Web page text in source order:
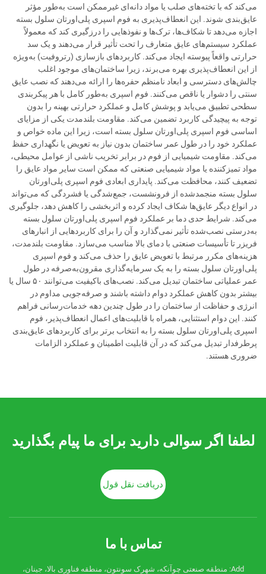
می‌کند که با تخته‌های صلب یا مواد دانه‌ای غیرممکن است به‌طور مؤثر
عایق‌بندی شوند. این انعطاف‌پذیری به فوم اسپری پلی‌اورتان سلول بسته
اجازه می‌دهد تا شکاف‌ها، ترک‌ها و نفوذهایی را درزگیری کند که معمولاً
عملکرد سیستم‌های عایق متعارف را تحت تأثیر قرار می‌دهند و یک سد
حرارتی واقعاً پیوسته ایجاد می‌کند. کاربردهای بازسازی (رتروفیت) به‌ویژه
از این انعطاف‌پذیری بهره می‌برند، زیرا ساختمان‌های موجود اغلب
چالش‌های دسترسی و ابعاد نامنظم حفره‌ها را ارائه می‌دهند که نصب عایق
سنتی را دشوار یا ناقص می‌کنند. فوم اسپری به‌طور کامل با هر پیکربندی
سطحی تطبیق می‌یابد و پوشش کامل و عملکرد حرارتی بهینه را بدون
توجه به پیچیدگی کاربرد تضمین می‌کند. مقاومت بلندمدت یکی از مزایای
اساسی فوم اسپری پلی‌اورتان سلول بسته است، زیرا این ماده خواص و
عملکرد خود را در طول عمر ساختمان بدون نیاز به تعویض یا نگهداری حفظ
می‌کند. مقاومت شیمیایی از فوم در برابر تخریب ناشی از عوامل محیطی،
مواد تمیزکننده یا مواد شیمیایی صنعتی که ممکن است سایر مواد عایق را
تضعیف کنند، محافظت می‌کند. پایداری ابعادی فوم اسپری پلی‌اورتان
سلول بسته منجمدشده از فرونشست، جمع‌شدگی یا فشردگی که می‌تواند
در انواع دیگر عایق‌ها شکاف ایجاد کرده و اثربخشی را کاهش دهد، جلوگیری
می‌کند. شرایط حدی دما بر عملکرد فوم اسپری پلی‌اورتان سلول بسته
به‌درستی نصب‌شده تأثیر نمی‌گذارد و آن را برای کاربردهایی از انبارهای
فریزر تا تأسیسات صنعتی با دمای بالا مناسب می‌سازد. مقاومت بلندمدت،
هزینه‌های مکرر مرتبط با تعویض عایق را حذف می‌کند و فوم اسپری
پلی‌اورتان سلول بسته را به یک سرمایه‌گذاری مقرون‌به‌صرفه در طول
عمر عملیاتی ساختمان تبدیل می‌کند. نصب‌های باکیفیت می‌توانند ۵۰ سال یا
بیشتر بدون کاهش عملکرد دوام داشته باشند و صرفه‌جویی مداوم در
انرژی و حفاظت از ساختمان را در طول چندین دهه خدمات‌رسانی فراهم
کنند. این دوام استثنایی، همراه با قابلیت‌های اعمال انعطاف‌پذیر، فوم
اسپری پلی‌اورتان سلول بسته را به انتخاب برتر برای کاربردهای عایق‌بندی
پرطرفدار تبدیل می‌کند که در آن قابلیت اطمینان و عملکرد الزامات
ضروری هستند.
لطفا اگر سوالی دارید برای ما پیام بگذارید
دریافت نقل قول
تماس با ما
Add: منطقه صنعتی چوآنکه، شهرک سونتون، منطقه فناوری بالا، جینان،